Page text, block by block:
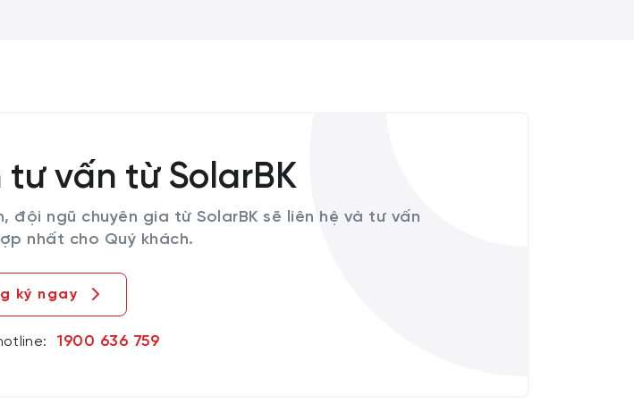
vấn từ SolarBK
ngũ chuyên gia từ SolarBK sẽ liên hệ và tư vấn
nhất cho Quý khách.
ký ngay
1900 636 759